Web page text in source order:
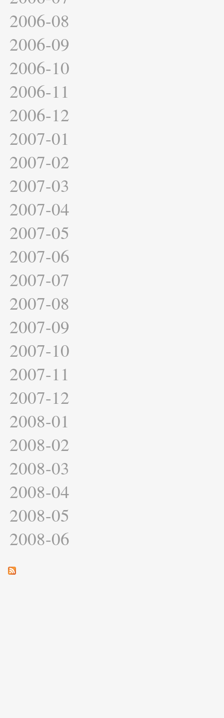
2006-08
2006-09
2006-10
2006-11
2006-12
2007-01
2007-02
2007-03
2007-04
2007-05
2007-06
2007-07
2007-08
2007-09
2007-10
2007-11
2007-12
2008-01
2008-02
2008-03
2008-04
2008-05
2008-06